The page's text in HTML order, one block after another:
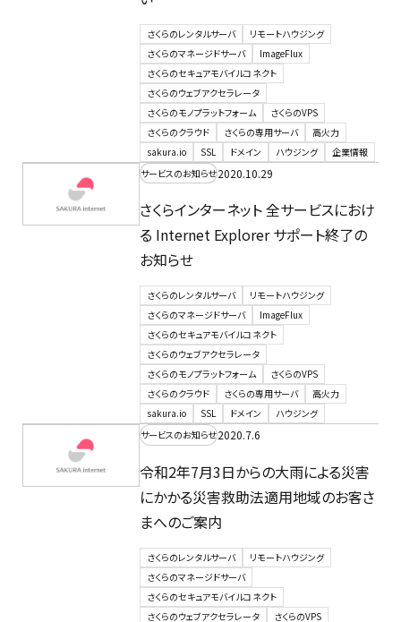
さくらのレンタルサーバ
リモートハウジング
さくらのマネージドサーバ
ImageFlux
さくらのセキュアモバイルコネクト
さくらのウェブアクセラレータ
さくらのモノプラットフォーム
さくらのVPS
さくらのクラウド
さくらの専用サーバ
高火力
sakura.io
SSL ドメイン ハウジング
企業情報
サービスのお知らせ2020.10.29
さくらインターネット 全サービスにおけ
る Internet Explorer サポート終了の
お知らせ
さくらのレンタルサーバ
リモートハウジング
さくらのマネージドサーバ
ImageFlux
さくらのセキュアモバイルコネクト
さくらのウェブアクセラレータ
さくらのモノプラットフォーム
さくらのVPS
さくらのクラウド
さくらの専用サーバ
高火力
sakura.io
SSL ドメイン
ハウジング
サービスのお知らせ2020.7.6
令和2年7月3日からの大雨による災害
にかかる災害救助法適用地域のお客さ
まへのご案内
さくらのレンタルサーバ
リモートハウジング
さくらのマネージドサーバ
さくらのセキュアモバイルコネクト
さくらのウェブアクセラレータ
さくらのVPS